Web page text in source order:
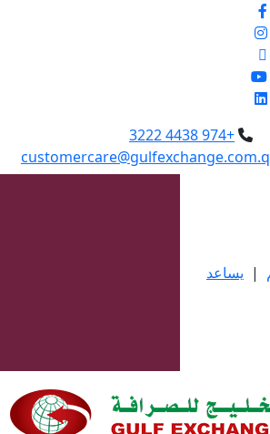
+974 4438 3222
| يساعد